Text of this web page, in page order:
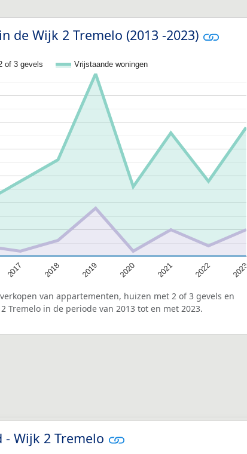
de Wijk 2 Tremelo (2013 -2023)
of 3 gevels Vrijstaande woningen
2017 2018 2019 2020 2021 2022 2023
van appartementen, huizen met 2 of 3 gevels en
Tremelo in de periode van 2013 tot en met 2023.
Wijk 2 Tremelo